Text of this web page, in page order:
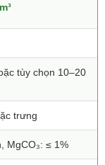
tùy chọn 10–20
trưng
MgCO₃: ≤ 1%